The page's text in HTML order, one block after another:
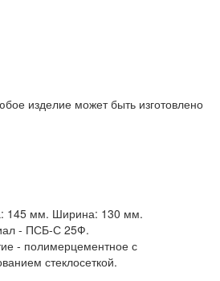
изделие может быть изготовлено
145 мм. Ширина: 130 мм.
- ПСБ-С 25Ф.
- полимерцементное с
стеклосеткой.